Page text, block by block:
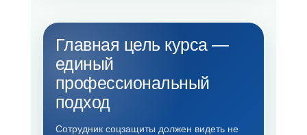
Главная цель курса —
единый
профессиональный
подход
Сотрудник соцзащиты должен видеть не